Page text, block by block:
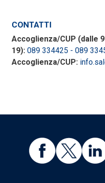
CONTATTI
Accoglienza/CUP (dalle
19): 089 334425 - 089
Accoglienza/CUP: